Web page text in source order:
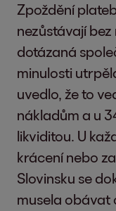
Zpoždění
nezůstávají
dotázaná
minulosti
uvedlo, že to
nákladům a u
likviditou. U
krácení nebo
Slovinsku se
musela obávat